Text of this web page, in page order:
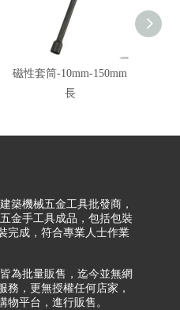
磁性套筒-10mm-150mm
長
築機械五金工具批發商，
金手工具成品，包括包裝
完成，符合專業人士作業
批量販售，迄今並無網
務，更無授權任何店家，
物平台，進行販售。